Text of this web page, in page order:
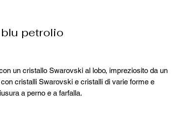
petrolio
un cristallo Swarovski al lobo, impreziosito da un
cristalli Swarovski e cristalli di varie forme e
a perno e a farfalla.